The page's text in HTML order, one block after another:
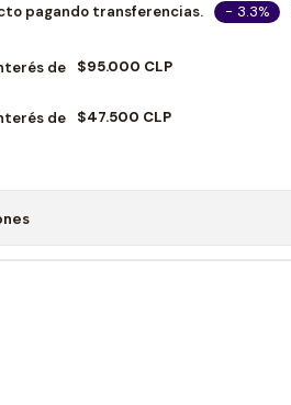
pagando transferencias. - 3.3%
de $95.000 CLP
de $47.500 CLP